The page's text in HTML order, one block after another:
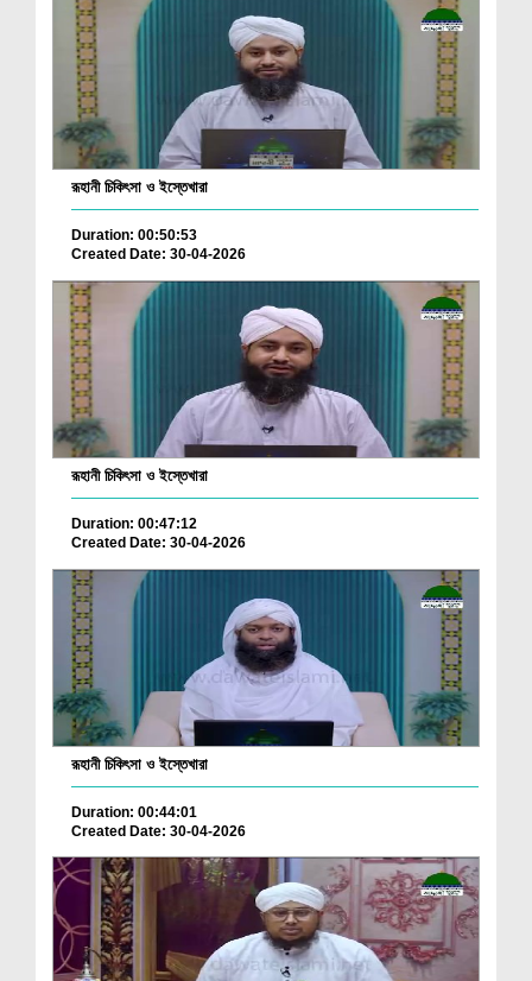
রূহানী চিকিৎসা ও ইস্তেখারা
Duration: 00:50:53
Created Date: 30-04-2026
রূহানী চিকিৎসা ও ইস্তেখারা
Duration: 00:47:12
Created Date: 30-04-2026
রূহানী চিকিৎসা ও ইস্তেখারা
Duration: 00:44:01
Created Date: 30-04-2026